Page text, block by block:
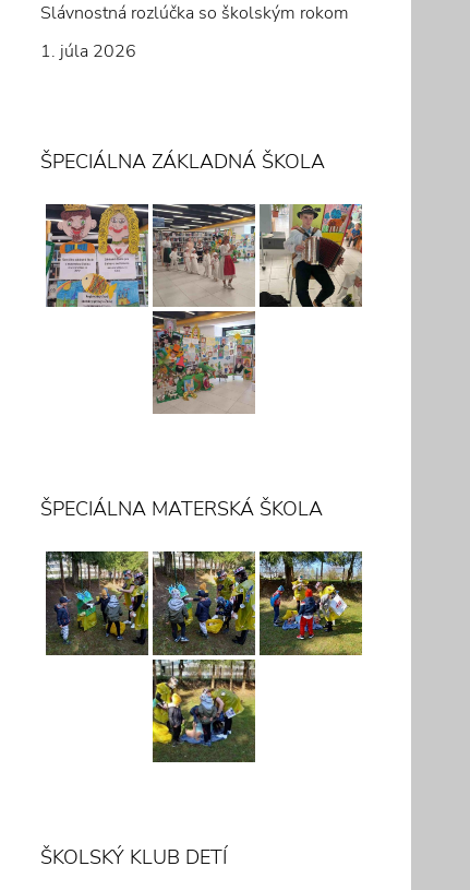
Slávnostná rozlúčka so školským rokom
1. júla 2026
ŠPECIÁLNA ZÁKLADNÁ ŠKOLA
ŠPECIÁLNA MATERSKÁ ŠKOLA
ŠKOLSKÝ KLUB DETÍ